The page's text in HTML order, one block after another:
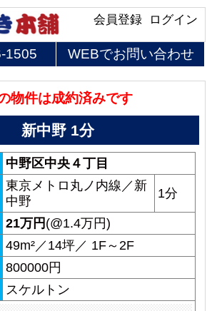
ログイン
会員登録
1505 WEBでお問い合わせ
物件は成約済みです
新中野 1分
中野区中央４丁目
東京メトロ丸ノ内線／新
中野
1分
21万円 (@1.4万円)
49m²／14坪／ 1F～2F
800000円
スケルトン